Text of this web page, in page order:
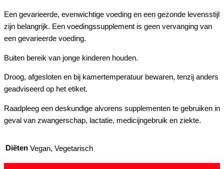
Een gevarieerde, evenwichtige voeding en een gezonde levensstijl
zijn belangrijk. Een voedingssupplement is geen vervanging van
een gevarieerde voeding.
Buiten bereik van jonge kinderen houden.
Droog, afgesloten en bij kamertemperatuur bewaren, tenzij anders
geadviseerd op het etiket.
Raadpleeg een deskundige alvorens supplementen te gebruiken in
geval van zwangerschap, lactatie, medicijngebruik en ziekte.
Diëten Vegan, Vegetarisch